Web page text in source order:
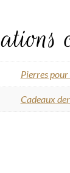
Pierres
Cadeaux